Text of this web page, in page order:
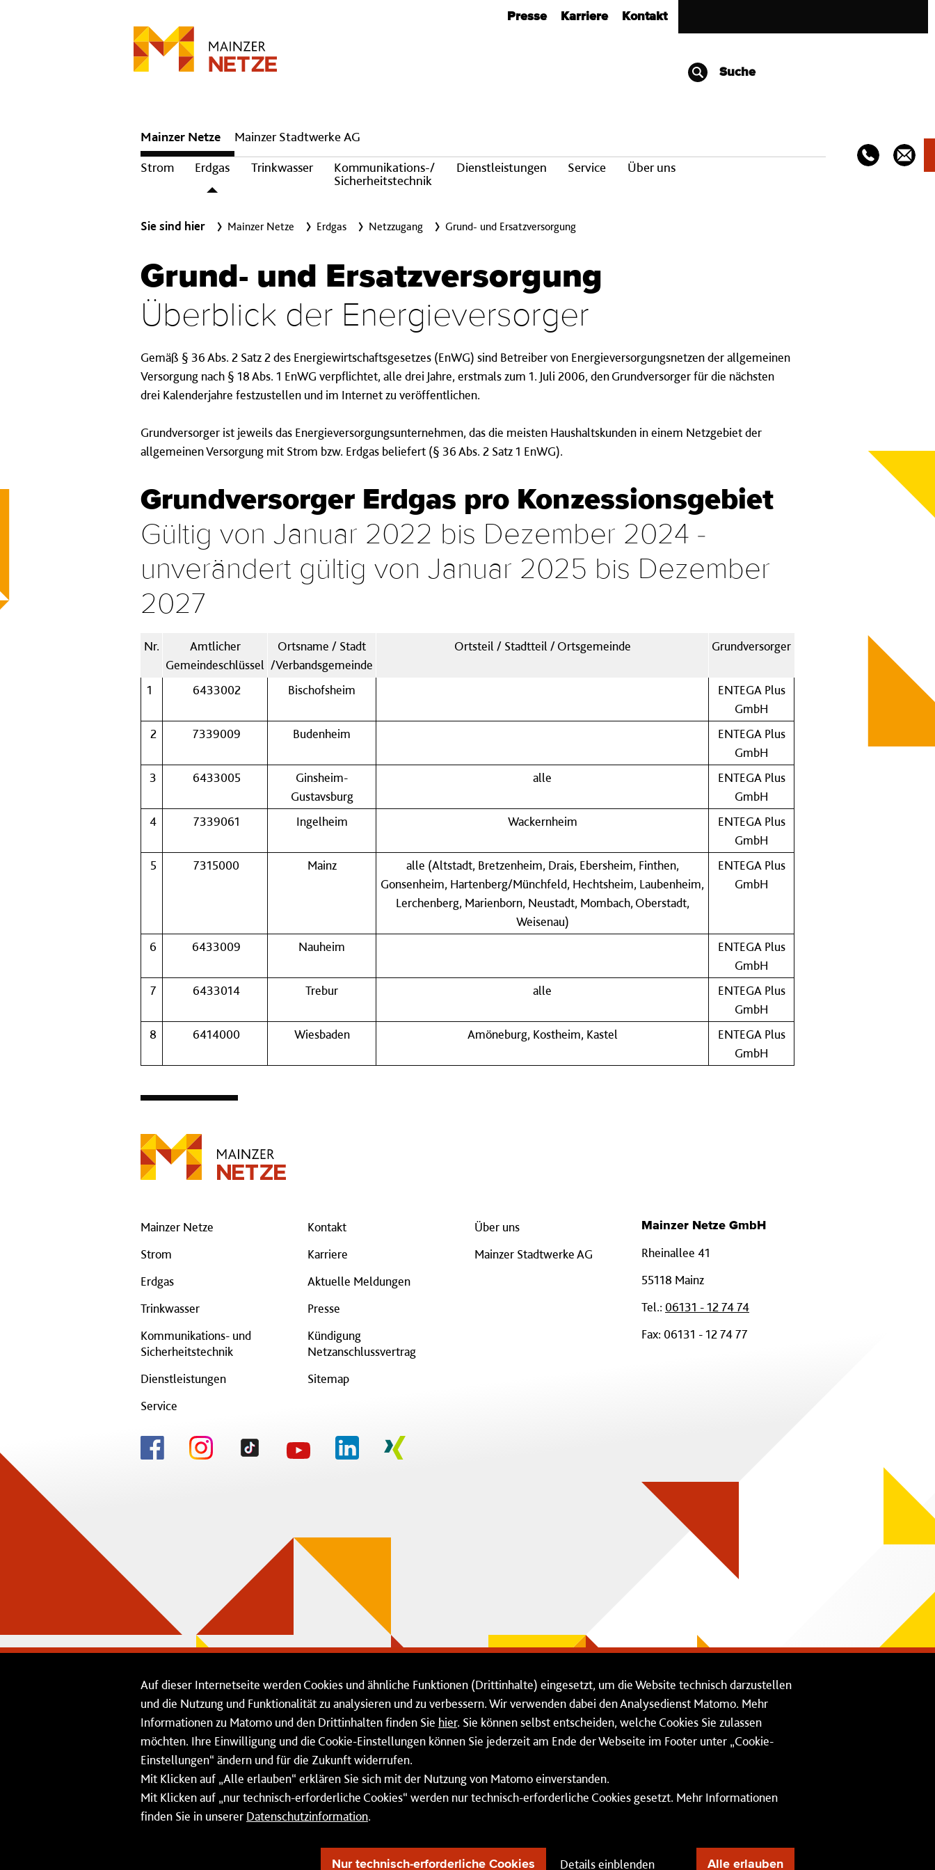
Presse Karriere Kontakt
Suche
Hauptnavigation
Mainzer Netze
Strom
Erdgas Trinkwasser
Kommunikations-/
Sicherheitstechnik
Dienstleistungen Service Über uns
Mainzer Stadtwerke AG
Sie sind hier Mainzer Netze Erdgas Netzzugang Grund- und Ersatzversorgung
Grund- und Er­satz­ver­sorg­ung
Über­blick der Energie­ver­sorger
Gemäß § 36 Abs. 2 Satz 2 des Energiewirtschaftsgesetzes (EnWG) sind Betreiber von Energieversorgungsnetzen der allgemeinen
Versorgung nach § 18 Abs. 1 EnWG verpflichtet, alle drei Jahre, erstmals zum 1. Juli 2006, den Grundversorger für die nächsten
drei Kalenderjahre festzustellen und im Internet zu veröffentlichen.
Grundversorger ist jeweils das Energieversorgungsunternehmen, das die meisten Haushaltskunden in einem Netzgebiet der
allgemeinen Versorgung mit Strom bzw. Erdgas beliefert (§ 36 Abs. 2 Satz 1 EnWG).
Grund­ver­sorger Erd­gas pro Kon­zes­sions­gebiet
Gültig von Januar 2022 bis Dezember 2024 -
unverändert gültig von Januar 2025 bis Dezember
2027
Nr.
Amtlicher
Gemeindeschlüssel
Ortsname / Stadt
/Verbandsgemeinde
Ortsteil / Stadtteil / Ortsgemeinde Grundversorger
1 6433002 Bischofsheim
ENTEGA Plus
GmbH
2
7339009 Budenheim
ENTEGA Plus
GmbH
3
6433005
Ginsheim-
Gustavsburg
alle
ENTEGA Plus
GmbH
4
7339061 Ingelheim Wackernheim
ENTEGA Plus
GmbH
5
7315000 Mainz
alle (Altstadt, Bretzenheim, Drais, Ebersheim, Finthen,
Gonsenheim, Hartenberg/Münchfeld, Hechtsheim, Laubenheim,
Lerchenberg, Marienborn, Neustadt, Mombach, Oberstadt,
Weisenau)
ENTEGA Plus
GmbH
6 6433009 Nauheim
ENTEGA Plus
GmbH
7
6433014 Trebur alle
ENTEGA Plus
GmbH
8
6414000 Wiesbaden Amöneburg, Kostheim, Kastel
ENTEGA Plus
GmbH
Mainzer Netze
Strom
Erdgas
Trinkwasser
Kommunikations- und
Sicherheitstechnik
Dienstleistungen
Service
Kontakt
Karriere
Aktuelle Meldungen
Presse
Kündigung
Netzanschlussvertrag
Sitemap
Über uns
Mainzer Stadtwerke AG
Mainzer Netze GmbH
Rheinallee 41
55118 Mainz
Tel.: 06131 - 12 74 74
Fax: 06131 - 12 74 77
Barrierefreiheit Cookie-Einstellung Impressum Datenschutz
Auf dieser Internetseite werden Cookies und ähnliche Funktionen (Drittinhalte) eingesetzt, um die Website technisch darzustellen
und die Nutzung und Funktionalität zu analysieren und zu verbessern. Wir verwenden dabei den Analysedienst Matomo. Mehr
Informationen zu Matomo und den Drittinhalten finden Sie hier. Sie können selbst entscheiden, welche Cookies Sie zulassen
möchten. Ihre Einwilligung und die Cookie-Einstellungen können Sie jederzeit am Ende der Webseite im Footer unter „Cookie-
Einstellungen“ ändern und für die Zukunft widerrufen.
Mit Klicken auf „Alle erlauben“ erklären Sie sich mit der Nutzung von Matomo einverstanden.
Mit Klicken auf „nur technisch-erforderliche Cookies“ werden nur technisch-erforderliche Cookies gesetzt. Mehr Informationen
finden Sie in unserer Datenschutzinformation.
Nur technisch-erforderliche Cookies Details einblenden Alle erlauben